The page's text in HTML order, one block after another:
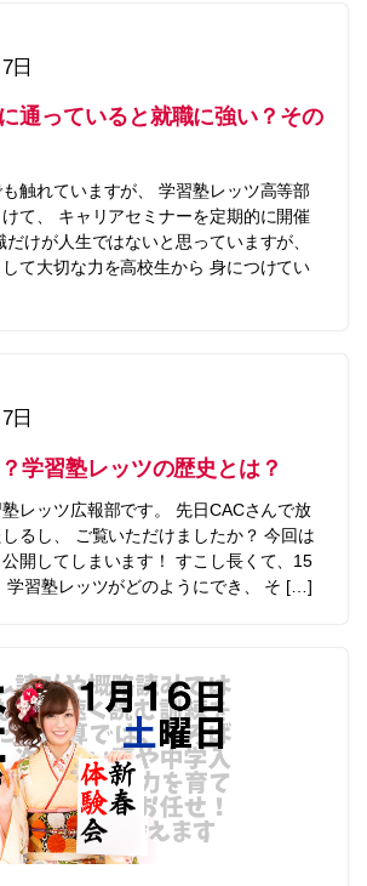
日
通っていると就職に強い？その
触れていますが、 学習塾レッツ高等部
て、 キャリアセミナーを定期的に開催
だけが人生ではないと思っていますが、
て大切な力を高校生から 身につけてい
日
学習塾レッツの歴史とは？
レッツ広報部です。 先日CACさんで放
るし、 ご覧いただけましたか？ 今回は
開してしまいます！ すこし長くて、15
学習塾レッツがどのようにでき、 そ […]